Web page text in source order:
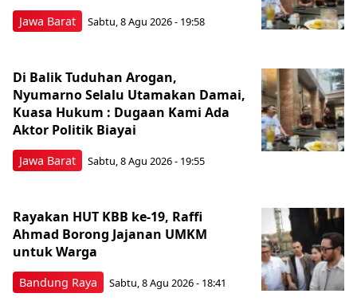
Jawa Barat Sabtu, 8 Agu 2026 - 19:58
Jawa Barat
Di Balik Tuduhan Arogan,
Nyumarno Selalu Utamakan Damai,
Kuasa Hukum : Dugaan Kami Ada
Aktor Politik Biayai
Sabtu, 8 Agu 2026 - 19:55
Bandung Raya
Rayakan HUT KBB ke-19, Raffi
Ahmad Borong Jajanan UMKM
untuk Warga
Sabtu, 8 Agu 2026 - 18:41